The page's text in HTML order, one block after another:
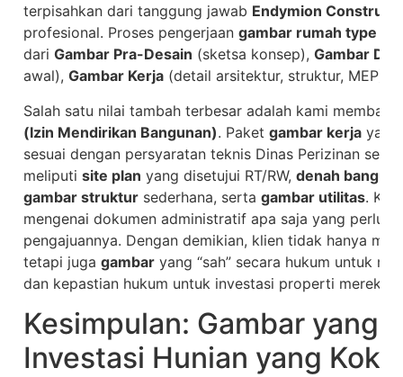
terpisahkan dari tanggung jawab Endymion
profesional. Proses pengerjaan gambar rumah type 45
dari Gambar Pra-Desain (sketsa konsep), Gambar
awal), Gambar Kerja (detail arsitektur, struktur, MEP),
Salah satu nilai tambah terbesar adalah kami
(Izin Mendirikan Bangunan). Paket gambar kerja yang
sesuai dengan persyaratan teknis Dinas Perizinan
meliputi site plan yang disetujui RT/RW, denah
gambar struktur sederhana, serta gambar utilitas.
mengenai dokumen administratif apa saja yang perlu
pengajuannya. Dengan demikian, klien tidak hanya
tetapi juga gambar yang “sah” secara hukum untuk
dan kepastian hukum untuk investasi properti mereka.
Kesimpulan: Gambar yang
Investasi Hunian yang